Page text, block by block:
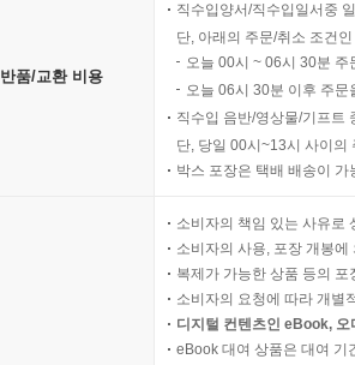
반품/교환 비용
직수입양서/직수입일서중
단, 아래의 주문/취소 조건
오늘 00시 ~ 06시 30분
오늘 06시 30분 이후 주
직수입 음반/영상물/기프트
단, 당일 00시~13시 사이의
박스 포장은 택배 배송이
소비자의 책임 있는 사유로
소비자의 사용, 포장 개봉
복제가 가능한 상품 등의
소비자의 요청에 따라 개별
디지털 컨텐츠인 eBook,
eBook 대여 상품은 대여 기